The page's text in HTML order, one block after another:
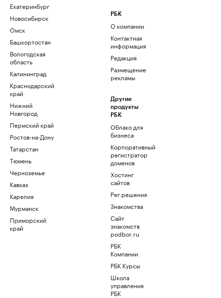
Екатеринбург
Новосибирск
Омск
Башкортостан
Вологодская
область
Калининград
Краснодарский
край
Нижний
Новгород
Пермский край
Ростов-на-Дону
Татарстан
Тюмень
Черноземье
Кавказ
Карелия
Мурманск
Приморский
край
РБК
О компании
Контактная
информация
Редакция
Размещение
рекламы
Другие
продукты
РБК
Облако для
бизнеса
Корпоративный
регистратор
доменов
Хостинг
сайтов
Рег.решения
Знакомства
Сайт
знакомств
podbor.ru
РБК
Компании
РБК Курсы
Школа
управления
РБК